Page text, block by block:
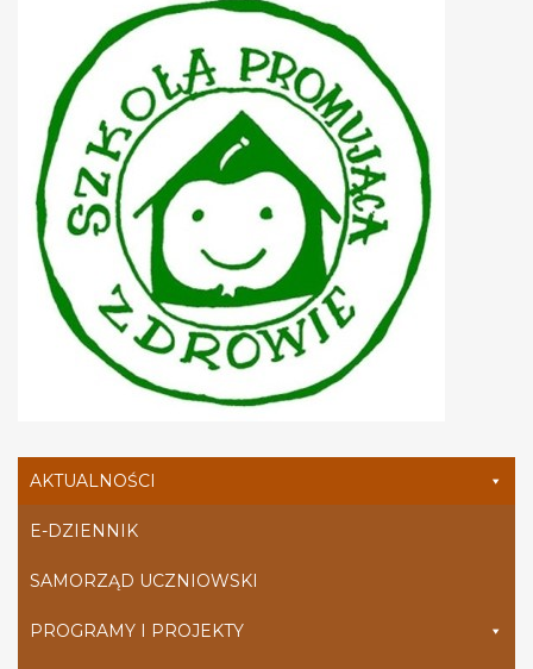
AKTUALNOŚCI
E-DZIENNIK
SAMORZĄD UCZNIOWSKI
PROGRAMY I PROJEKTY